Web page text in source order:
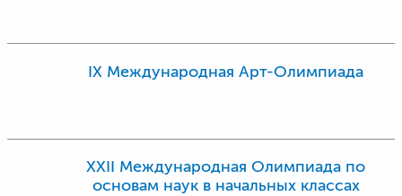
IX Международная Арт-Олимпиада
XXII Международная Олимпиада по
основам наук в начальных классах